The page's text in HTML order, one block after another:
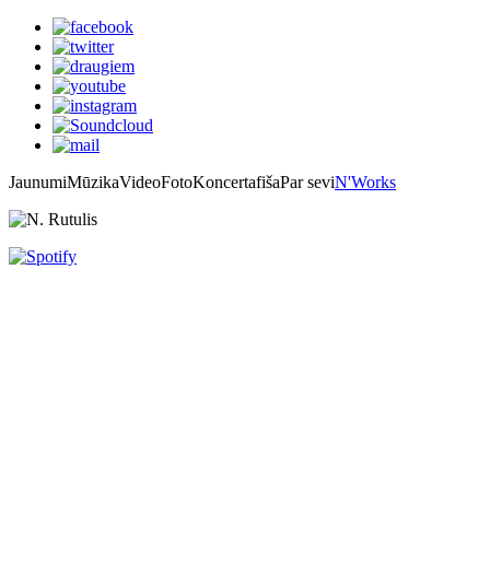
JaunumiMūzikaVideoFotoKoncertafišaPar seviN'Works